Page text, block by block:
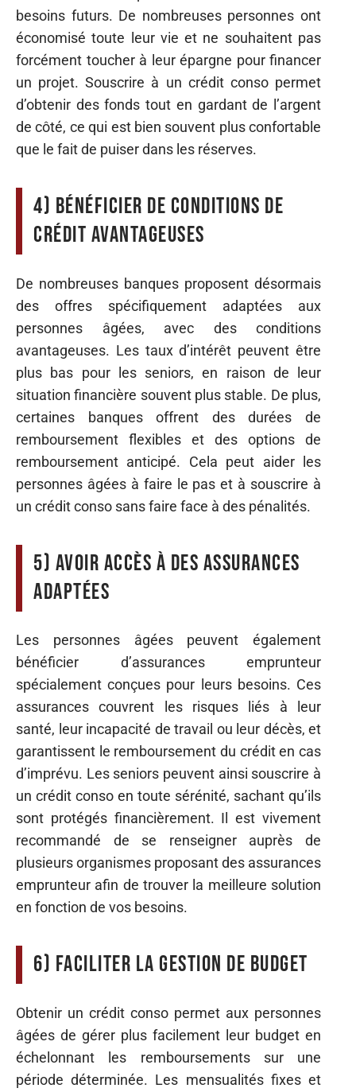
besoins futurs. De nombreuses personnes ont
économisé toute leur vie et ne souhaitent pas
forcément toucher à leur épargne pour financer
un projet. Souscrire à un crédit conso permet
d’obtenir des fonds tout en gardant de l’argent
de côté, ce qui est bien souvent plus confortable
que le fait de puiser dans les réserves.
4) Bénéficier de conditions de
crédit avantageuses
De nombreuses banques proposent désormais
des offres spécifiquement adaptées aux
personnes âgées, avec des conditions
avantageuses. Les taux d’intérêt peuvent être
plus bas pour les seniors, en raison de leur
situation financière souvent plus stable. De plus,
certaines banques offrent des durées de
remboursement flexibles et des options de
remboursement anticipé. Cela peut aider les
personnes âgées à faire le pas et à souscrire à
un crédit conso sans faire face à des pénalités.
5) Avoir accès à des assurances
adaptées
Les personnes âgées peuvent également
bénéficier d’assurances emprunteur
spécialement conçues pour leurs besoins. Ces
assurances couvrent les risques liés à leur
santé, leur incapacité de travail ou leur décès, et
garantissent le remboursement du crédit en cas
d’imprévu. Les seniors peuvent ainsi souscrire à
un crédit conso en toute sérénité, sachant qu’ils
sont protégés financièrement. Il est vivement
recommandé de se renseigner auprès de
plusieurs organismes proposant des assurances
emprunteur afin de trouver la meilleure solution
en fonction de vos besoins.
6) Faciliter la gestion de budget
Obtenir un crédit conso permet aux personnes
âgées de gérer plus facilement leur budget en
échelonnant les remboursements sur une
période déterminée. Les mensualités fixes et